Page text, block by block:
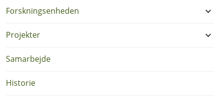
Forskningsenheden
Projekter
Samarbejde
Historie